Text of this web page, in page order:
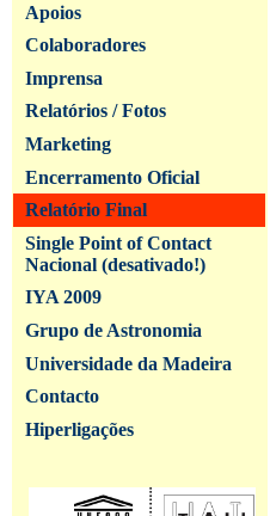
Apoios
Colaboradores
Imprensa
Relatórios / Fotos
Marketing
Encerramento Oficial
Relatório Final
Single Point of Contact
Nacional (desativado!)
IYA 2009
Grupo de Astronomia
Universidade da Madeira
Contacto
Hiperligações